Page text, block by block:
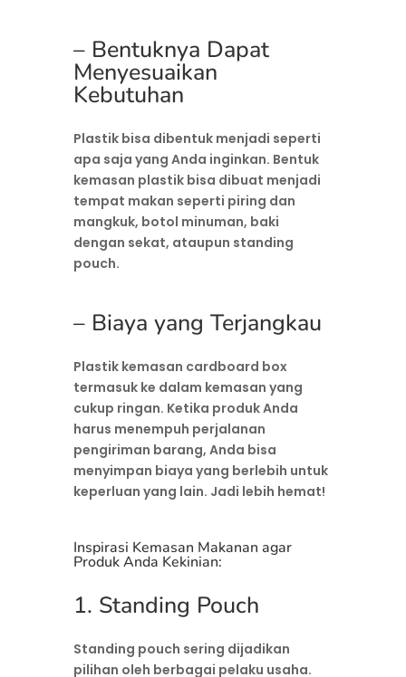
– Bentuknya Dapat
Menyesuaikan
Kebutuhan
Plastik bisa dibentuk menjadi seperti
apa saja yang Anda inginkan. Bentuk
kemasan plastik bisa dibuat menjadi
tempat makan seperti piring dan
mangkuk, botol minuman, baki
dengan sekat, ataupun standing
pouch.
– Biaya yang Terjangkau
Plastik kemasan cardboard box
termasuk ke dalam kemasan yang
cukup ringan. Ketika produk Anda
harus menempuh perjalanan
pengiriman barang, Anda bisa
menyimpan biaya yang berlebih untuk
keperluan yang lain. Jadi lebih hemat!
Inspirasi Kemasan Makanan agar
Produk Anda Kekinian:
1. Standing Pouch
Standing pouch sering dijadikan
pilihan oleh berbagai pelaku usaha.